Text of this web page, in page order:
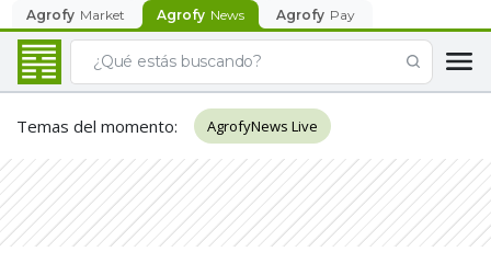
Agrofy Market Agrofy News Agrofy Pay
Temas del momento: AgrofyNews Live